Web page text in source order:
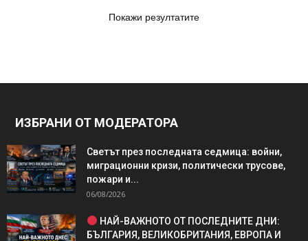
Покажи резултатите
ИЗБРАНИ ОТ МОДЕРАТОРА
Светът през последната седмица: войни,
миграционни кризи, политически трусове,
пожари и...
06/08/2026
НАЙ-ВАЖНОТО ОТ ПОСЛЕДНИТЕ ДНИ:
БЪЛГАРИЯ, ВЕЛИКОБРИТАНИЯ, ЕВРОПА И